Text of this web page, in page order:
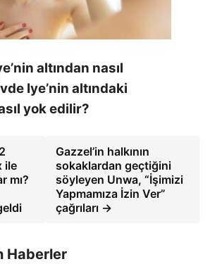
altından nasıl
Iye’nin altındaki
yok edilir?
ile
mı?
Gazzel’in halkının
sokaklardan geçtiğini
söyleyen Unwa, “İşimizi
Yapmamıza İzin Ver”
çağrıları →
Haberler